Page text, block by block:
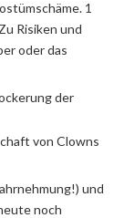
1
Risiken und
oder das
der
von Clowns
und
noch